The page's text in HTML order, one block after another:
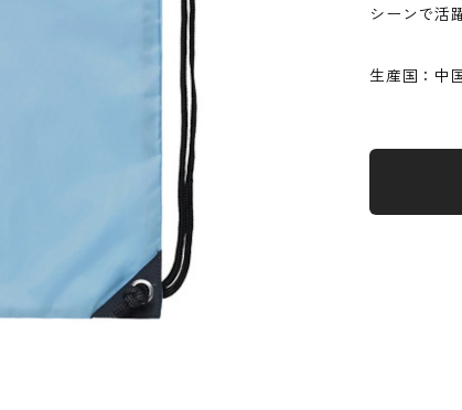
シーンで活
生産国：中